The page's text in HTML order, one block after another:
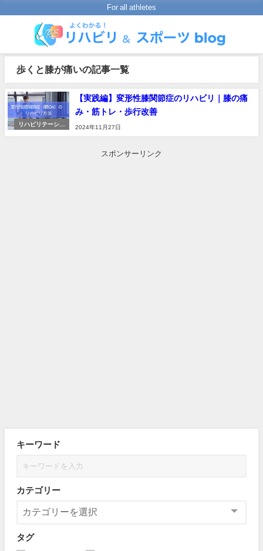
For all athletes
歩くと膝が痛いの記事一覧
リハビリテーショ
【実践編】変形性膝関節症のリハビリ｜膝の痛
み・筋トレ・歩行改善
2024年11月27日
スポンサーリンク
キーワード
カテゴリー
タグ